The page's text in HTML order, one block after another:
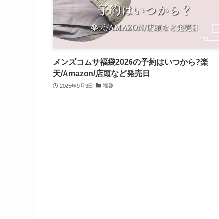
メンズコムサ福袋2026の予約はいつから?楽
天/Amazon/店頭など発売日
2025年9月3日 福袋